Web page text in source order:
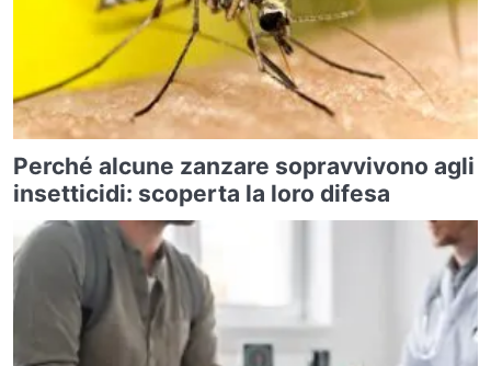
Perché alcune zanzare sopravvivono agli
insetticidi: scoperta la loro difesa